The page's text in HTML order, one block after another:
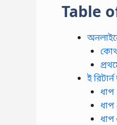
Table
ই
ধাপ
ধাপ